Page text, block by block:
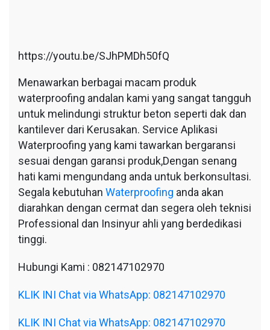
https://youtu.be/SJhPMDh50fQ
Menawarkan berbagai macam produk
waterproofing andalan kami yang sangat tangguh
untuk melindungi struktur beton seperti dak dan
kantilever dari Kerusakan. Service Aplikasi
Waterproofing yang kami tawarkan bergaransi
sesuai dengan garansi produk,Dengan senang
hati kami mengundang anda untuk berkonsultasi.
Segala kebutuhan Waterproofing anda akan
diarahkan dengan cermat dan segera oleh teknisi
Professional dan Insinyur ahli yang berdedikasi
tinggi.
Hubungi Kami : 082147102970
KLIK INI Chat via WhatsApp: 082147102970
KLIK INI Chat via WhatsApp: 082147102970